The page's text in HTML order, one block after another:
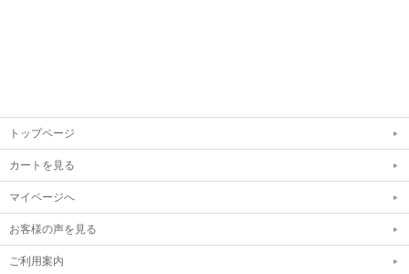
トップページ
カートを見る
マイページへ
お客様の声を見る
ご利用案内